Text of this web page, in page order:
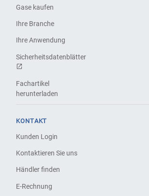
Gase kaufen
Ihre Branche
Ihre Anwendung
Sicherheitsdatenblätter
Fachartikel
herunterladen
KONTAKT
Kunden Login
Kontaktieren Sie uns
Händler finden
E-Rechnung